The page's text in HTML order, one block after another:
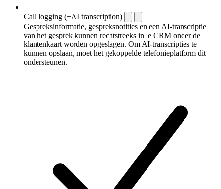
Call logging (+AI transcription)
Gespreksinformatie, gespreksnotities en een AI-transcriptie
van het gesprek kunnen rechtstreeks in je CRM onder de
klantenkaart worden opgeslagen. Om AI-transcripties te
kunnen opslaan, moet het gekoppelde telefonieplatform dit
ondersteunen.